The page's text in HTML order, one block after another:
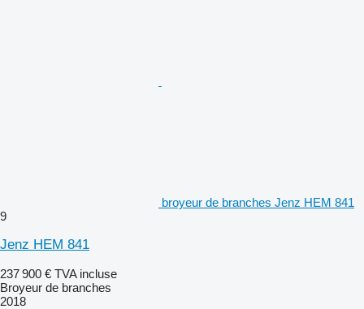
broyeur de branches Jenz HEM 841
9
Jenz HEM 841
237 900 € TVA incluse
Broyeur de branches
2018